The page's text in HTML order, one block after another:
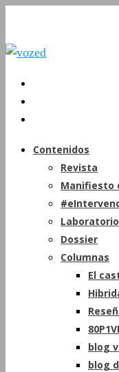
Contenidos
Revista
Manifiesto
Dossier
Columnas
El
blog
blog